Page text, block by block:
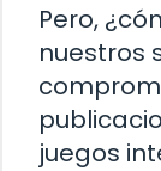
Pero,
nuestros
juegos